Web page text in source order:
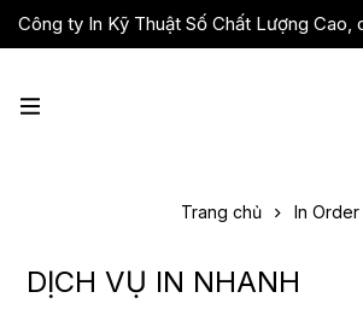
Công ty In Kỹ Thuật Số Chất Lượng Cao,
Giá Rẻ, Lấy Liền
Trang chủ In Order
DỊCH VỤ IN NHANH